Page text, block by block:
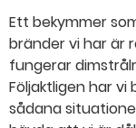
Ett bekymmer
bränder vi har är
fungerar
Följaktligen har
sådana